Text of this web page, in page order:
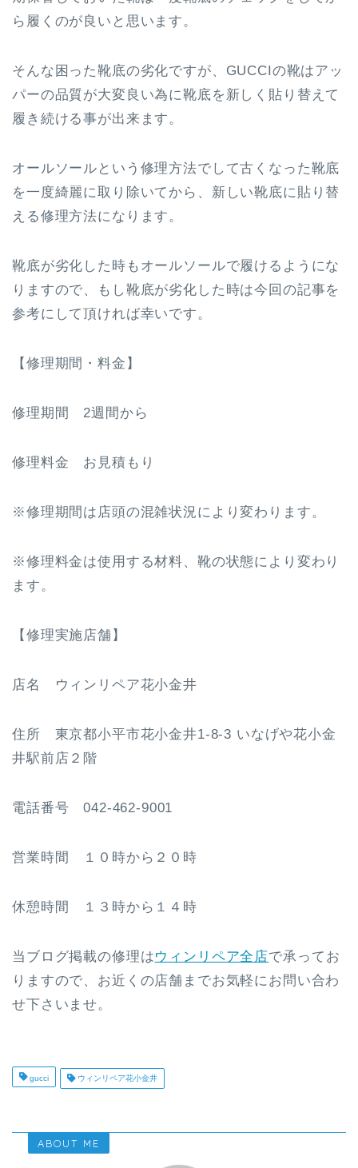
ら履くのが良いと思います。
そんな困った靴底の劣化ですが、GUCCIの靴はアッ
パーの品質が大変良い為に靴底を新しく貼り替えて
履き続ける事が出来ます。
オールソールという修理方法でして古くなった靴底
を一度綺麗に取り除いてから、新しい靴底に貼り替
える修理方法になります。
靴底が劣化した時もオールソールで履けるようにな
りますので、もし靴底が劣化した時は今回の記事を
参考にして頂ければ幸いです。
【修理期間・料金】
修理期間 2週間から
修理料金 お見積もり
※修理期間は店頭の混雑状況により変わります。
※修理料金は使用する材料、靴の状態により変わり
ます。
【修理実施店舗】
店名 ウィンリペア花小金井
住所 東京都小平市花小金井1-8-3 いなげや花小金
井駅前店２階
電話番号 042-462-9001
営業時間 １０時から２０時
休憩時間 １３時から１４時
当ブログ掲載の修理はウィンリペア全店で承ってお
りますので、お近くの店舗までお気軽にお問い合わ
せ下さいませ。
gucci ウィンリペア花小金井
ABOUT ME